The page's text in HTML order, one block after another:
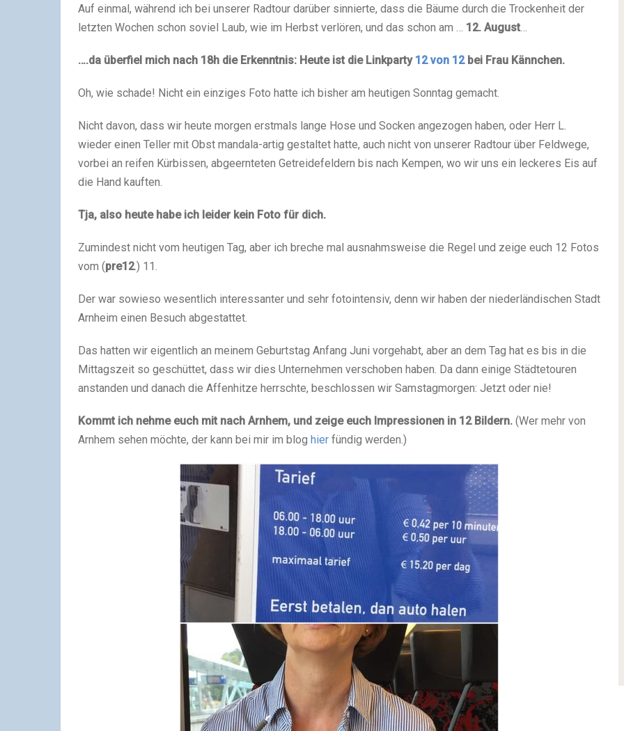
Auf einmal, während ich bei unserer Radtour darüber sinnierte, dass die Bäume durch die Trockenheit der
letzten Wochen schon soviel Laub, wie im Herbst verlören, und das schon am … 12. August…
….da überfiel mich nach 18h die Erkenntnis: Heute ist die Linkparty 12 von 12bei Frau Kännchen.
Oh, wie schade! Nicht ein einziges Foto hatte ich bisher am heutigen Sonntag gemacht.
Nicht davon, dass wir heute morgen erstmals lange Hose und Socken angezogen haben, oder Herr L.
wieder einen Teller mit Obst mandala-artig gestaltet hatte, auch nicht von unserer Radtour über Feldwege,
vorbei an reifen Kürbissen, abgeernteten Getreidefeldern bis nach Kempen, wo wir uns ein leckeres Eis auf
die Hand kauften.
Tja, also heute habe ich leider kein Foto für dich.
Zumindest nicht vom heutigen Tag, aber ich breche mal ausnahmsweise die Regel und zeige euch 12 Fotos
vom (pre12.) 11.
Der war sowieso wesentlich interessanter und sehr fotointensiv, denn wir haben der niederländischen Stadt
Arnheim einen Besuch abgestattet.
Das hatten wir eigentlich an meinem Geburtstag Anfang Juni vorgehabt, aber an dem Tag hat es bis in die
Mittagszeit so geschüttet, dass wir dies Unternehmen verschoben haben. Da dann einige Städtetouren
anstanden und danach die Affenhitze herrschte, beschlossen wir Samstagmorgen: Jetzt oder nie!
Kommt ich nehme euch mit nach Arnhem, und zeige euch Impressionen in 12 Bildern. (Wer mehr von
Arnhem sehen möchte, der kann bei mir im blog hier fündig werden.)